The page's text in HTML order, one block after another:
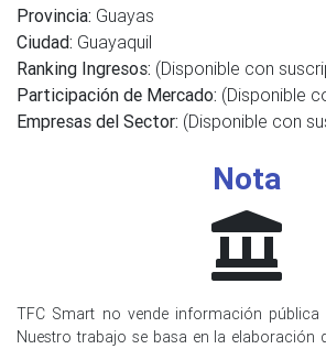
Provincia: Guayas
Ciudad: Guayaquil
Ranking Ingresos: (Disponible con
Participación de Mercado: (Disponible
Empresas del Sector: (Disponible con
Nota
TFC Smart no vende información pública
Nuestro trabajo se basa en la elaboración